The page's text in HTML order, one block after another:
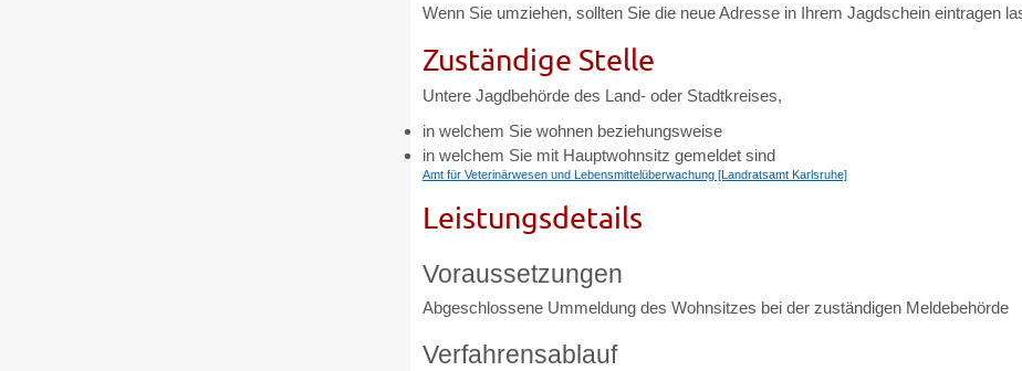
Wenn Sie umziehen, sollten Sie die neue Adresse in Ihrem Jagdschein eintragen
Zuständige Stelle
Untere Jagdbehörde des Land- oder Stadtkreises,
in welchem Sie wohnen beziehungsweise
in welchem Sie mit Hauptwohnsitz gemeldet sind
Amt für Veterinärwesen und Lebensmittelüberwachung [Landratsamt Karlsruhe]
Leistungsdetails
Voraussetzungen
Abgeschlossene Ummeldung des Wohnsitzes bei der zuständigen Meldebehörde
Verfahrensablauf